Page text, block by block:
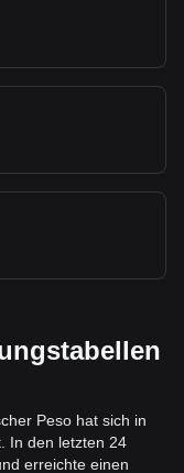
Peso hat sich in
In den letzten 24
erreichte einen